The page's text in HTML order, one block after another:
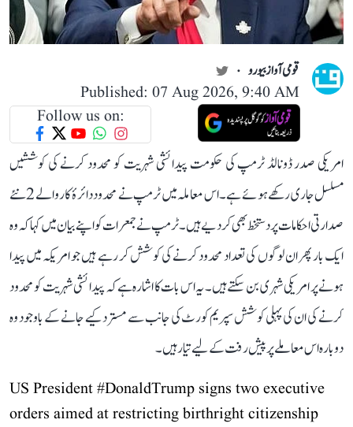
قومی آواز بیورو
Published: 07 Aug 2026, 9:40 AM
Follow us on:
امریکی صدر ڈونالڈ ٹرمپ کی حکومت پیدائشی شہریت کو محدود کرنے کی کوششیں
مسلسل جاری رکھے ہوئے ہے۔ اس معاملہ میں ٹرمپ نے محدود دائرۂ کار والے 2 نئے
صدارتی احکامات پر دستخط بھی کر دیے ہیں۔ ٹرمپ نے جمعرات کو اپنے بیان میں کہا کہ وہ
ایک بار پھر ان لوگوں کی تعداد محدود کرنے کی کوشش کر رہے ہیں جو امریکہ میں پیدا
ہونے پر امریکی شہری بن سکتے ہیں۔ یہ اس بات کا اشارہ ہے کہ پیدائشی شہریت کو محدود
کرنے کی ان کی پہلی کوشش سپریم کورٹ کی جانب سے مسترد کیے جانے کے باوجود وہ
دوبارہ اس معاملے پر پیش رفت کے لیے تیار ہیں۔
US President#DonaldTrump signs two executive
orders aimed at restricting birthright citizenship